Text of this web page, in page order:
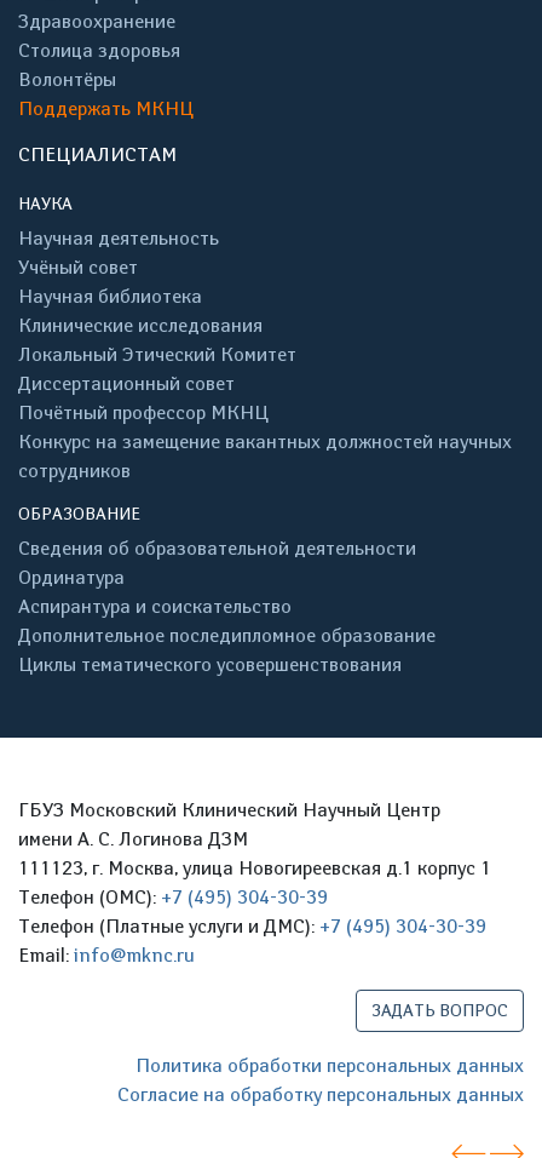
Здравоохранение
Столица здоровья
Волонтёры
Поддержать МКНЦ
СПЕЦИАЛИСТАМ
НАУКА
Научная деятельность
Учёный совет
Научная библиотека
Клинические исследования
Локальный Этический Комитет
Диссертационный совет
Почётный профессор МКНЦ
Конкурс на замещение вакантных должностей научных
сотрудников
ОБРАЗОВАНИЕ
Сведения об образовательной деятельности
Ординатура
Аспирантура и соискательство
Дополнительное последипломное образование
Циклы тематического усовершенствования
ГБУЗ Московский Клинический Научный Центр
имени А. С. Логинова ДЗМ
111123, г. Москва, улица Новогиреевская д.1 корпус 1
Телефон (ОМС): +7 (495) 304-30-39
Телефон (Платные услуги и ДМС): +7 (495) 304-30-39
Email: info@mknc.ru
ЗАДАТЬ ВОПРОС
Политика обработки персональных данных
Согласие на обработку персональных данных